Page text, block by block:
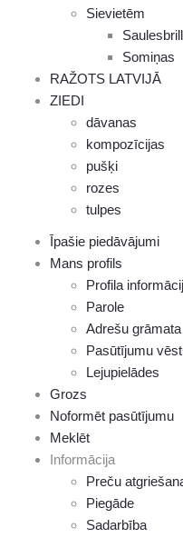
Sievietēm
Somiņas
RAŽOTS LATVIJĀ
ZIEDI
dāvanas
kompozīcijas
pušķi
rozes
tulpes
Īpašie piedāvājumi
Mans profils
Profila
Parole
Adrešu grāmata
Pasūtījumu
Lejupielādes
Grozs
Noformēt pasūtījumu
Meklēt
Informācija
Preču
Piegāde
Sadarbība